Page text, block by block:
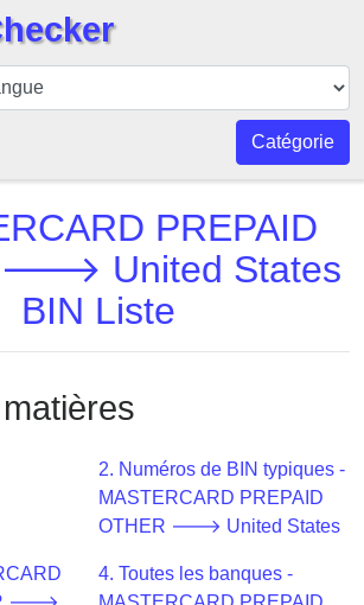
Catégorie
PREPAID
🡒 United States
BIN Liste
2. Numéros de BIN typiques -
MASTERCARD PREPAID
OTHER 🡒 United States
4. Toutes les banques -